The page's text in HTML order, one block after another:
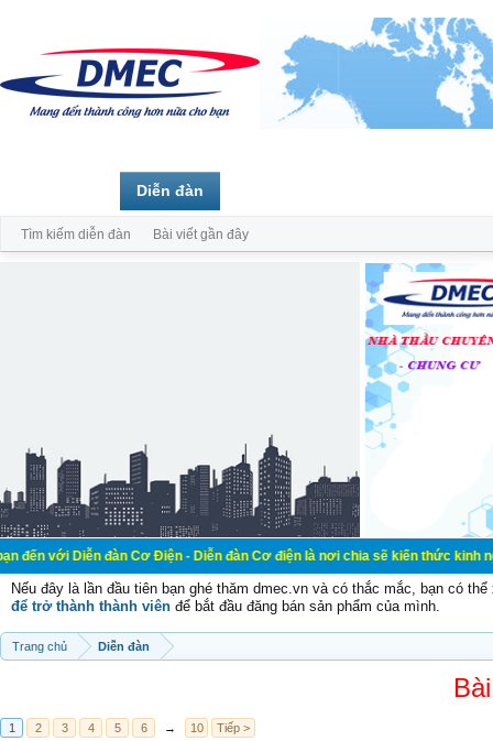
đàn Cơ Điện - Diễn đàn Cơ điện là nơi chia sẽ kiến thức kinh nghiệm
Nếu đây là lần đầu tiên bạn ghé thăm dmec.vn và có thắc mắc, bạn có
để trở thành thành viên để bắt đầu đăng bán sản phẩm của mình.
Trang chủ Diễn đàn
1 2 3 4 5 6 → 10 Tiếp >
Diễn đàn
Tìm kiếm diễn đàn Bài viết gần đây